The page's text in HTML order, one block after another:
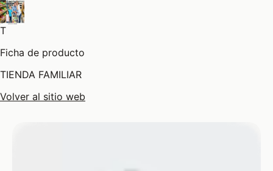
T
Ficha de producto
TIENDA FAMILIAR
Volver al sitio web